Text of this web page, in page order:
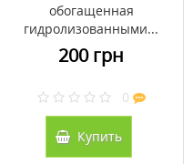
обогащенная
гидролизованными...
200 грн
0
Купить